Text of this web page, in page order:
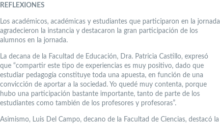
REFLEXIONES
Los académicos, académicas y estudiantes que participaron en la jornada
agradecieron la instancia y destacaron la gran participación de los
alumnos en la jornada.
La decana de la Facultad de Educación, Dra. Patricia Castillo, expresó
que “compartir este tipo de experiencias es muy positivo, dado que
estudiar pedagogía constituye toda una apuesta, en función de una
convicción de aportar a la sociedad. Yo quedé muy contenta, porque
hubo una participación bastante importante, tanto de parte de los
estudiantes como también de los profesores y profesoras”.
Asimismo, Luis Del Campo, decano de la Facultad de Ciencias, destacó la